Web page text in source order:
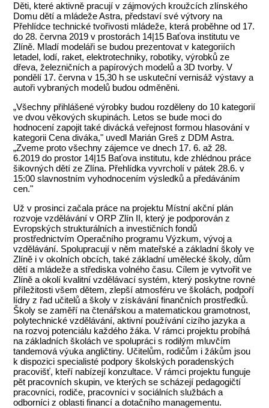
Děti, které aktivně pracují v zájmových kroužcích zlínského
Domu dětí a mládeže Astra, představí své výtvory na
Přehlídce technické tvořivosti mládeže, která proběhne od 17.
do 28. června 2019 v prostorách 14|15 Baťova institutu ve
Zlíně. Mladí modeláři se budou prezentovat v kategoriích
letadel, lodí, raket, elektrotechniky, robotiky, výrobků ze
dřeva, železničních a papírových modelů a 3D tvorby. V
pondělí 17. června v 15,30 h se uskuteční vernisáž výstavy a
autoři vybraných modelů budou odměněni.
„Všechny přihlášené výrobky budou rozděleny do 10 kategorií
ve dvou věkových skupinách. Letos se bude moci do
hodnocení zapojit také divácká veřejnost formou hlasování v
kategorii Cena diváka," uvedl Marián Greš z DDM Astra.
„Zveme proto všechny zájemce ve dnech 17. 6. až 28.
6.2019 do prostor 14|15 Baťova institutu, kde zhlédnou práce
šikovných dětí ze Zlína. Přehlídka vyvrcholí v pátek 28.6. v
15:00 slavnostním vyhodnocením výsledků a předáváním
cen."
Už v prosinci začala práce na projektu Místní akční plán
rozvoje vzdělávání v ORP Zlín II, který je podporován z
Evropských strukturálních a investičních fondů
prostřednictvím Operačního programu Výzkum, vývoj a
vzdělávání. Spolupracují v něm mateřské a základní školy ve
Zlíně i v okolních obcích, také základní umělecké školy, dům
dětí a mládeže a střediska volného času. Cílem je vytvořit ve
Zlíně a okolí kvalitní vzdělávací systém, který poskytne rovné
příležitosti všem dětem, zlepší atmosféru ve školách, podpoří
lídry z řad učitelů a školy v získávání finančních prostředků.
Školy se zaměří na čtenářskou a matematickou gramotnost,
polytechnické vzdělávání, aktivní používání cizího jazyka a
na rozvoj potenciálu každého žáka. V rámci projektu probíhá
na základních školách ve spolupráci s rodilým mluvčím
tandemová výuka angličtiny. Učitelům, rodičům i žákům jsou
k dispozici specialisté podpory školských poradenských
pracovišť, kteří nabízejí konzultace. V rámci projektu funguje
pět pracovních skupin, ve kterých se scházejí pedagogičtí
pracovníci, rodiče, pracovníci v sociálních službách a
odborníci z oblasti financí a dotačního managementu.